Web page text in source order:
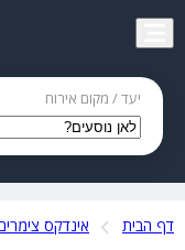
יעד / מקום אירוח
דף הבית אינדקס